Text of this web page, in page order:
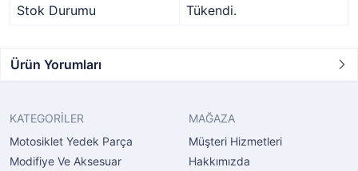
Stok Durumu
Tükendi.
Ürün Yorumları
KATEGORİLER
Motosiklet Yedek Parça
Modifiye Ve Aksesuar
MAĞAZA
Müşteri Hizmetleri
Hakkımızda